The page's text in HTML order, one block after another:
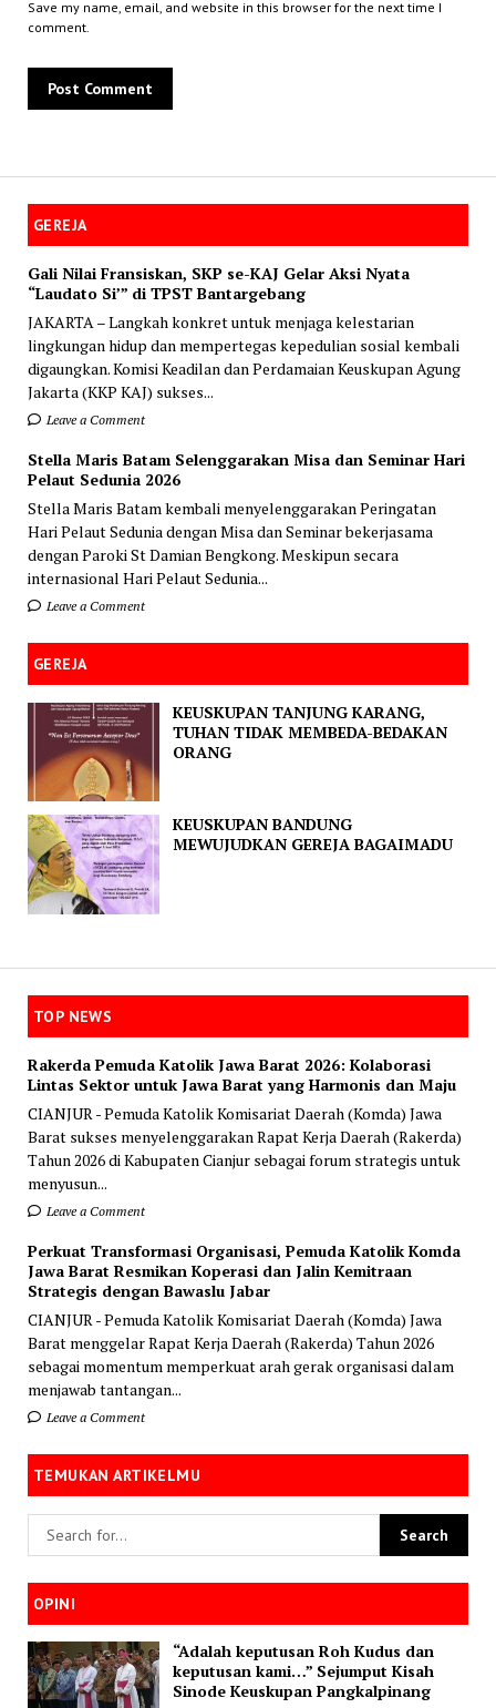
GEREJA
Gali Nilai Fransiskan, SKP se-KAJ Gelar Aksi Nyata
“Laudato Si’” di TPST Bantargebang
JAKARTA – Langkah konkret untuk menjaga kelestarian
lingkungan hidup dan mempertegas kepedulian sosial kembali
digaungkan. Komisi Keadilan dan Perdamaian Keuskupan Agung
Jakarta (KKP KAJ) sukses...
Leave a Comment
Stella Maris Batam Selenggarakan Misa dan Seminar Hari
Pelaut Sedunia 2026
Stella Maris Batam kembali menyelenggarakan Peringatan
Hari Pelaut Sedunia dengan Misa dan Seminar bekerjasama
dengan Paroki St Damian Bengkong. Meskipun secara
internasional Hari Pelaut Sedunia...
Leave a Comment
GEREJA
KEUSKUPAN TANJUNG KARANG,
TUHAN TIDAK MEMBEDA-BEDAKAN
ORANG
KEUSKUPAN BANDUNG
MEWUJUDKAN GEREJA BAGAIMADU
Save my name, email, and website in this browser for the next time I
comment.
TOP NEWS
Rakerda Pemuda Katolik Jawa Barat 2026: Kolaborasi
Lintas Sektor untuk Jawa Barat yang Harmonis dan Maju
CIANJUR - Pemuda Katolik Komisariat Daerah (Komda) Jawa
Barat sukses menyelenggarakan Rapat Kerja Daerah (Rakerda)
Tahun 2026 di Kabupaten Cianjur sebagai forum strategis untuk
menyusun...
Leave a Comment
Perkuat Transformasi Organisasi, Pemuda Katolik Komda
Jawa Barat Resmikan Koperasi dan Jalin Kemitraan
Strategis dengan Bawaslu Jabar
CIANJUR - Pemuda Katolik Komisariat Daerah (Komda) Jawa
Barat menggelar Rapat Kerja Daerah (Rakerda) Tahun 2026
sebagai momentum memperkuat arah gerak organisasi dalam
menjawab tantangan...
Leave a Comment
TEMUKAN ARTIKELMU
OPINI
“Adalah keputusan Roh Kudus dan
keputusan kami…” Sejumput Kisah
Sinode Keuskupan Pangkalpinang